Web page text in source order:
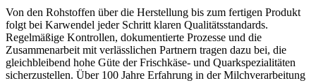
Von den Rohstoffen über die Herstellung bis zum fertigen Produkt
folgt bei Karwendel jeder Schritt klaren Qualitätsstandards.
Regelmäßige Kontrollen, dokumentierte Prozesse und die
Zusammenarbeit mit verlässlichen Partnern tragen dazu bei, die
gleichbleibend hohe Güte der Frischkäse- und Quarkspezialitäten
sicherzustellen. Über 100 Jahre Erfahrung in der Milchverarbeitung